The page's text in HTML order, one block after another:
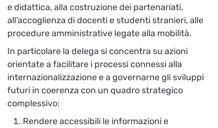
e didattica, alla costruzione dei partenariati,
all’accoglienza di docenti e studenti stranieri, alle
procedure amministrative legate alla mobilità.
In particolare la delega si concentra su azioni
orientate a facilitare i processi connessi alla
internazionalizzazione e a governarne gli sviluppi
futuri in coerenza con un quadro strategico
complessivo:
Rendere accessibili le informazioni e